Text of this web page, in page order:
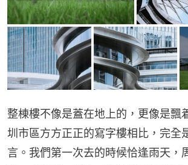
整棟樓不像是蓋在地上的，更像是飄
圳市區方方正正的寫字樓相比，完全
言。我們第一次去的時候恰逢雨天，